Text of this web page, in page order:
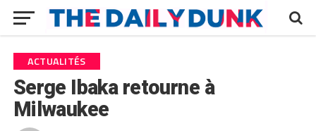
ACTUALITÉS
Serge Ibaka retourne à
Milwaukee